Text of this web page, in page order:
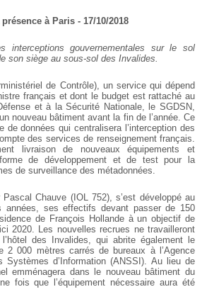
à Paris - 17/10/2018
interceptions gouvernementales sur le sol
son siège au sous-sol des Invalides.
de Contrôle), un service qui dépend
français et dont le budget est rattaché au
et à la Sécurité Nationale, le SGDSN,
nouveau bâtiment avant la fin de l’année. Ce
de données qui centralisera l’interception des
des services de renseignement français.
livraison de nouveaux équipements et
de développement et de test pour la
de surveillance des métadonnées.
Chauve (IOL 752), s’est développé au
années, ses effectifs devant passer de 150
de François Hollande à un objectif de
2020. Les nouvelles recrues ne travailleront
des Invalides, qui abrite également le
2 000 mètres carrés de bureaux à l’Agence
Systèmes d’Information (ANSSI). Au lieu de
emménagera dans le nouveau bâtiment du
fois que l’équipement nécessaire aura été